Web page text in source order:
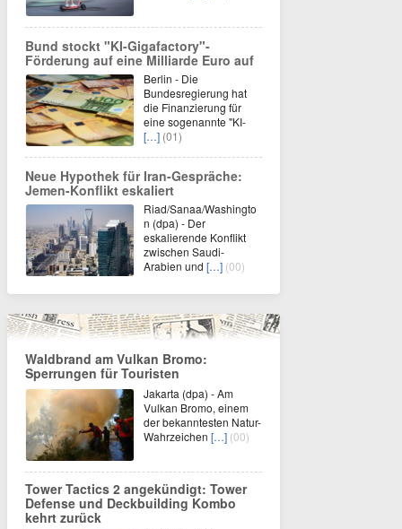
Bund stockt "KI-Gigafactory"-
Förderung auf eine Milliarde Euro auf
Berlin - Die
Bundesregierung hat
die Finanzierung für
eine sogenannte "KI-
[…] (01)
Neue Hypothek für Iran-Gespräche:
Jemen-Konflikt eskaliert
Riad/Sanaa/Washingto
n (dpa) - Der
eskalierende Konflikt
zwischen Saudi-
Arabien und […] (00)
Waldbrand am Vulkan Bromo:
Sperrungen für Touristen
Jakarta (dpa) - Am
Vulkan Bromo, einem
der bekanntesten Natur-
Wahrzeichen […] (00)
Tower Tactics 2 angekündigt: Tower
Defense und Deckbuilding Kombo
kehrt zurück